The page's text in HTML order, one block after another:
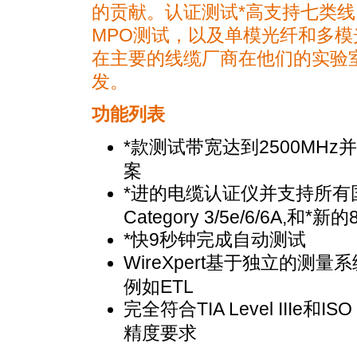
的贡献。认证测试*高支持七类
MPO测试，以及单模光纤和多
在主要的线缆厂商在他们的实
发。
功能列表
*款测试带宽达到2500MHz
案
*进的电缆认证仪并支持所
Category 3/5e/6/6A,和*新的
*快9秒钟完成自动测试
WireXpert基于独立的测量
例如ETL
完全符合TIA Level IIIe和
精度要求